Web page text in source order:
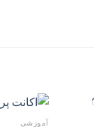
آموزشی